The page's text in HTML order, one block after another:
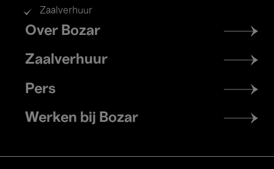
Zaalverhuur
Footer
menu
Over Bozar
Zaalverhuur
Pers
Werken bij Bozar